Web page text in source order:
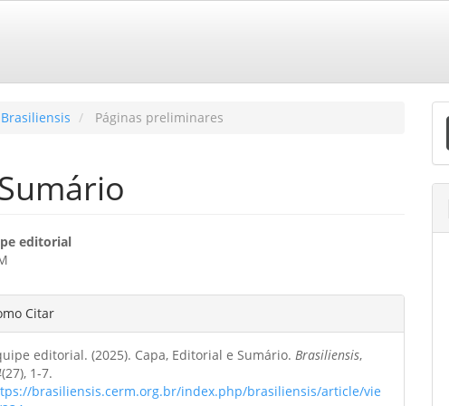
Páginas preliminares
editorial
Citar
editorial. (2025). Capa, Editorial e Sumário.Brasiliensis,
(27), 1-7.
brasiliensis.cerm.org.br/index.php/brasiliensis/article/vie